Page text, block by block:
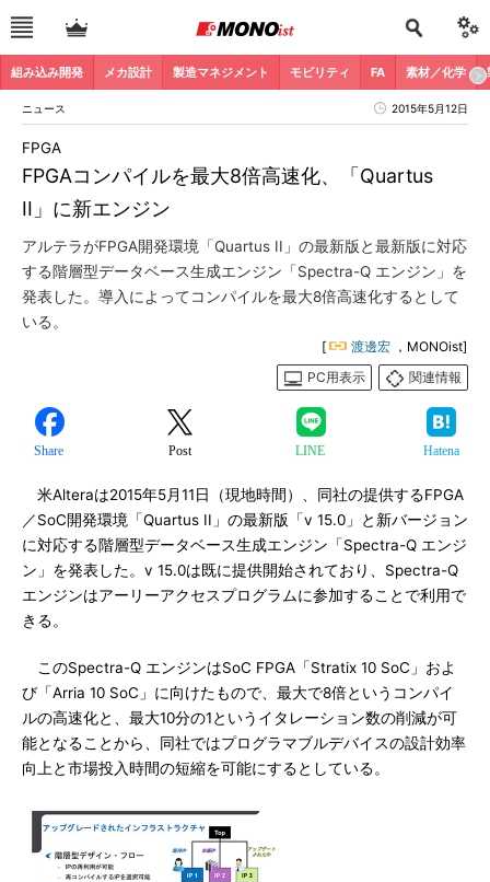
組み込み開発 メカ設計 製造マネジメント モビリティ FA 素材／化学
ニュース 2015年5月12日
FPGAコンパイルを最大8倍高速化、「Quartus
II」に新エンジン
FPGA
アルテラがFPGA開発環境「Quartus II」の最新版と最新版に対応
する階層型データベース生成エンジン「Spectra-Q エンジン」を
発表した。導入によってコンパイルを最大8倍高速化するとして
いる。
[ 渡邊宏 ，MONOist]
PC用表示
関連情報
Share Post LINE Hatena
米Alteraは2015年5月11日（現地時間）、同社の提供するFPGA
／SoC開発環境「Quartus II」の最新版「v 15.0」と新バージョン
に対応する階層型データベース生成エンジン「Spectra-Q エンジ
ン」を発表した。v 15.0は既に提供開始されており、Spectra-Q
エンジンはアーリーアクセスプログラムに参加することで利用で
きる。
このSpectra-Q エンジンはSoC FPGA「Stratix 10 SoC」およ
び「Arria 10 SoC」に向けたもので、最大で8倍というコンパイ
ルの高速化と、最大10分の1というイタレーション数の削減が可
能となることから、同社ではプログラマブルデバイスの設計効率
向上と市場投入時間の短縮を可能にするとしている。